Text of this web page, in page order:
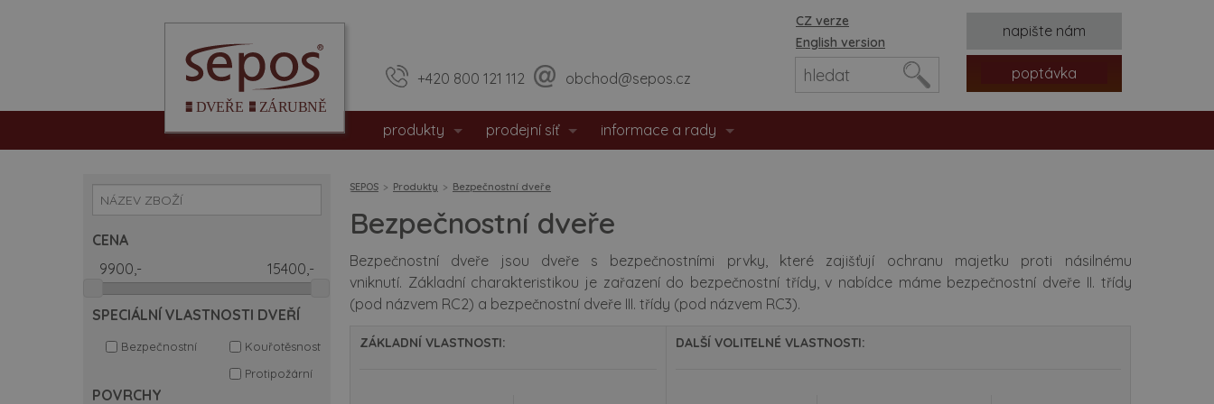
+420 800 121 112 obchod@sepos.cz
CZ verze
English version
napište nám
poptávka
produkty
vchodové dveře
bezpečnostní dveře
protipožární dveře
hpl dveře
prodejní síť
sídlo firmy
informace a rady
praktické rady
montážní návody
doporučené rozměry staveb. otvorů
SEPOS Produkty Bezpečnostní dveře
Bezpečnostní dveře
Bezpečnostní dveře jsou dveře s bezpečnostními prvky, které zajišťují ochranu majetku proti násilnému
vniknutí. Základní charakteristikou je zařazení do bezpečnostní třídy, v nabídce máme bezpečnostní dveře II. třídy
(pod názvem RC2) a bezpečnostní dveře III. třídy (pod názvem RC3).
ZÁKLADNÍ VLASTNOSTI: DALŠÍ VOLITELNÉ VLASTNOSTI:
CENA
SPECIÁLNÍ VLASTNOSTI DVEŘÍ
Bezpečnostní
Kouřotěsnost
Protipožární
POVRCHY